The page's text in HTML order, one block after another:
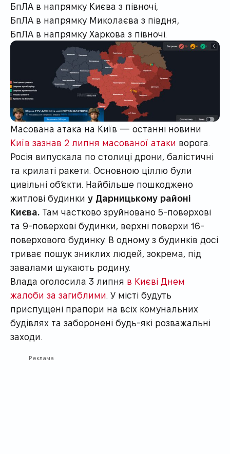
БпЛА в напрямку Києва з півночі,
БпЛА в напрямку Миколаєва з півдня,
БпЛА в напрямку Харкова з півночі.
Масована атака на Київ — останні новини
Київ зазнав 2 липня масованої атаки ворога.
Росія випускала по столиці дрони, балістичні
та крилаті ракети. Основною ціллю були
цивільні об’єкти. Найбільше пошкоджено
житлові будинки у Дарницькому районі
Києва. Там частково зруйновано 5-поверхові
та 9-поверхові будинки, верхні поверхи 16-
поверхового будинку. В одному з будинків досі
триває пошук зниклих людей, зокрема, під
завалами шукають родину.
Влада оголосила 3 липня в Києві Днем
жалоби за загиблими . У місті будуть
приспущені прапори на всіх комунальних
будівлях та заборонені будь-які розважальні
заходи.
Реклама